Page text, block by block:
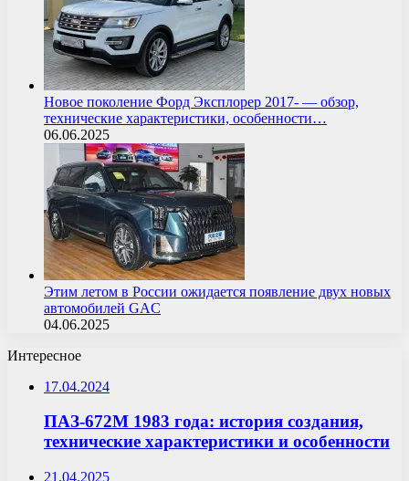
Новое поколение Форд Эксплорер 2017- — обзор,
технические характеристики, особенности…
06.06.2025
Этим летом в России ожидается появление двух новых
автомобилей GAC
04.06.2025
Интересное
17.04.2024
ПАЗ-672М 1983 года: история создания,
технические характеристики и особенности
21.04.2025